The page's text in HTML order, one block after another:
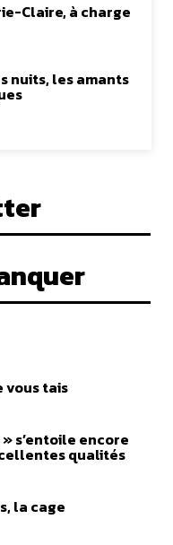
Claire, à charge
nuits, les amants
vous tais
s’entoile encore
qualités
la cage